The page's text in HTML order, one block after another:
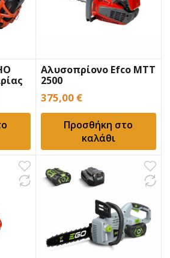
€.
Αλυσοπρίονο Efco MTT
2500
375,00 €
Προσθήκη στο
καλάθι